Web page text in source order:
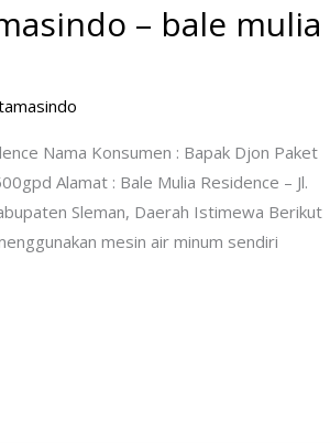
– bale mulia
Nama Konsumen : Bapak Djon Paket
Alamat : Bale Mulia Residence – Jl.
Sleman, Daerah Istimewa Berikut
mesin air minum sendiri